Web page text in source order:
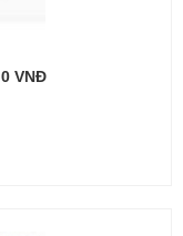
0 VNĐ